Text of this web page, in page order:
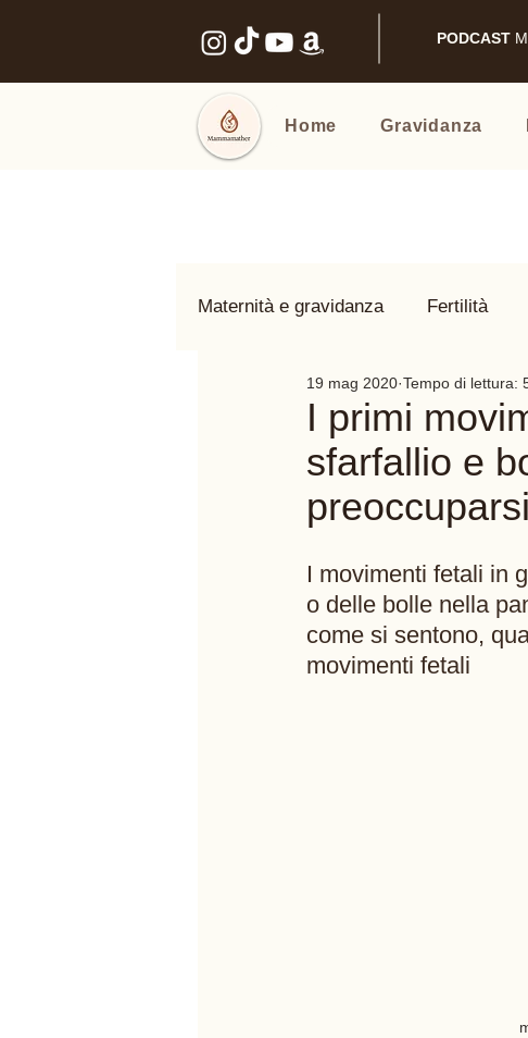
PODCAST
Home Gravidanza
Maternità e gravidanza Fertilità
Benessere intimo Nomi e
I primi
sfarfallio e
preoccuparsi
19 mag 2020 Tempo di lettura:
I movimenti fetali in
o delle bolle nella
come si sentono,
movimenti fetali